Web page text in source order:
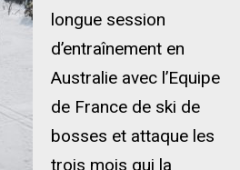
longue session
d’entraînement en
Australie avec l’Equipe
de France de ski de
bosses et attaque les
trois mois qui la